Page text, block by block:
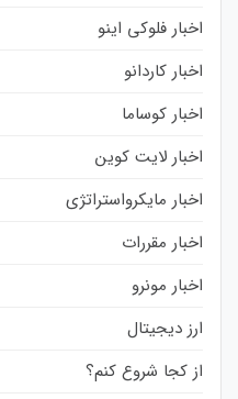
اخبار فلوکی اینو
اخبار کاردانو
اخبار کوساما
اخبار لایت کوین
اخبار مایکرواستراتژی
اخبار مقررات
اخبار مونرو
ارز دیجیتال
از کجا شروع کنم؟